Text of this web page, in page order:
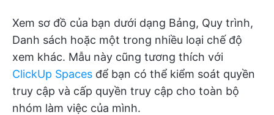
Xem sơ đồ của bạn dưới dạng Bảng, Quy trình,
Danh sách hoặc một trong nhiều loại chế độ
xem khác. Mẫu này cũng tương thích với
ClickUp Spaces để bạn có thể kiểm soát quyền
truy cập và cấp quyền truy cập cho toàn bộ
nhóm làm việc của mình.